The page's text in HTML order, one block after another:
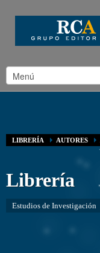
LIBRERÍA AUTORES
Librería
Estudios de Investigación